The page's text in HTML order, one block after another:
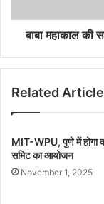
बाबा महाकाल की
Related
MIT-WPU, पुणे में होगा
समिट का आयोजन
November 1, 2025